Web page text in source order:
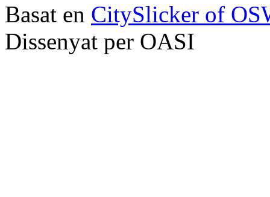
Basat en CitySlicker of
Dissenyat per OASI